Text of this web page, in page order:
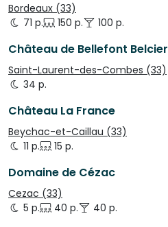
Bordeaux (33)
71 p.
150 p. 100 p.
Château de Bellefont Belcier
Saint-Laurent-des-Combes (33)
34 p.
Château La France
Beychac-et-Caillau (33)
11 p.
15 p.
Domaine de Cézac
Cezac (33)
5 p.
40 p. 40 p.